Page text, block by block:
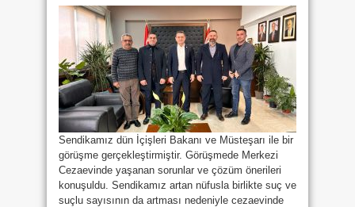
KADROLARIN
DOLDURULMASI
İÇİN
GEREKLİ
GİRİŞİM
BAŞLATILACAK
için
Sendikamız dün İçişleri Bakanı ve Müsteşarı ile bir
görüşme gerçekleştirmiştir. Görüşmede Merkezi
Cezaevinde yaşanan sorunlar ve çözüm önerileri
konuşuldu. Sendikamız artan nüfusla birlikte suç ve
suçlu sayısının da artması nedeniyle cezaevinde